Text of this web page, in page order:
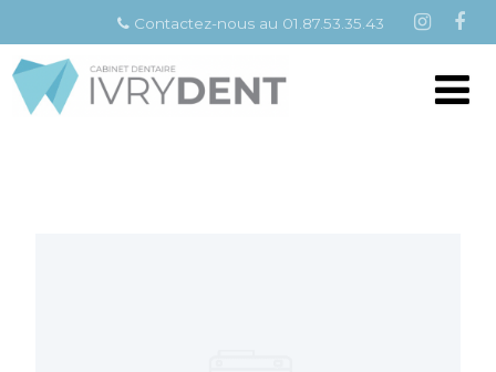
Contactez-nous au 01.87.53.35.43